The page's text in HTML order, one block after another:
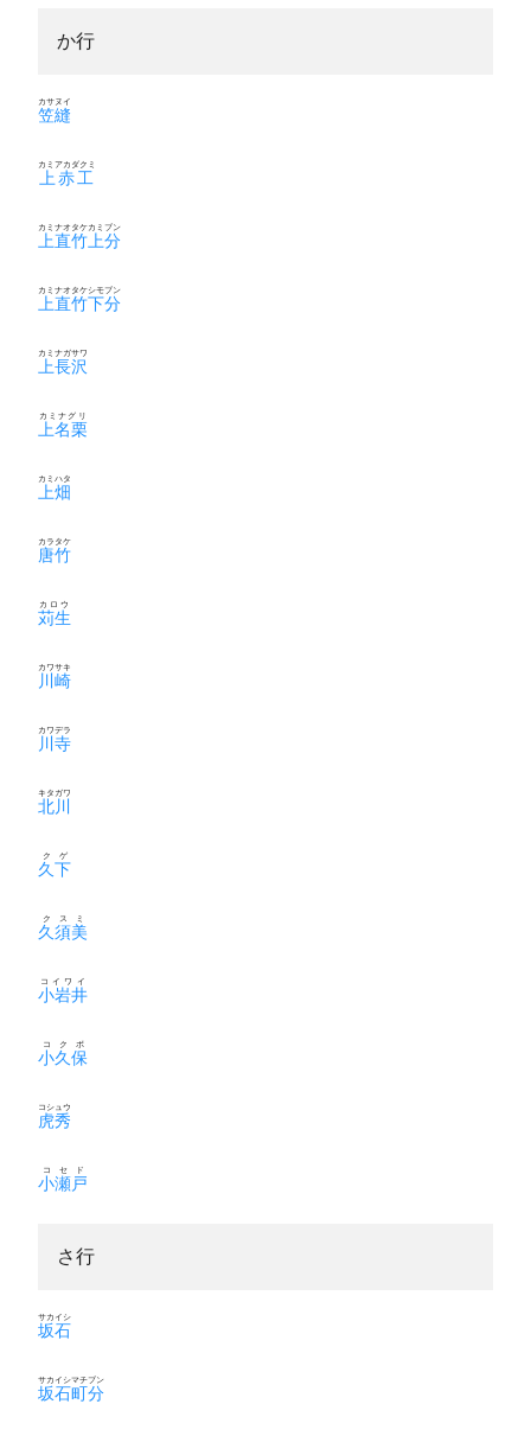
か行
笠縫
カサヌイ
上赤工
カミアカダクミ
上直竹上分
カミナオタケカミブン
上直竹下分
カミナオタケシモブン
上長沢
カミナガサワ
上名栗
カミナグリ
上畑
カミハタ
唐竹
カラタケ
苅生
カロウ
川崎
カワサキ
川寺
カワデラ
北川
キタガワ
久下
クゲ
久須美
クスミ
小岩井
コイワイ
小久保
コクボ
虎秀
コシュウ
小瀬戸
コセド
さ行
坂石
サカイシ
坂石町分
サカイシマチブン